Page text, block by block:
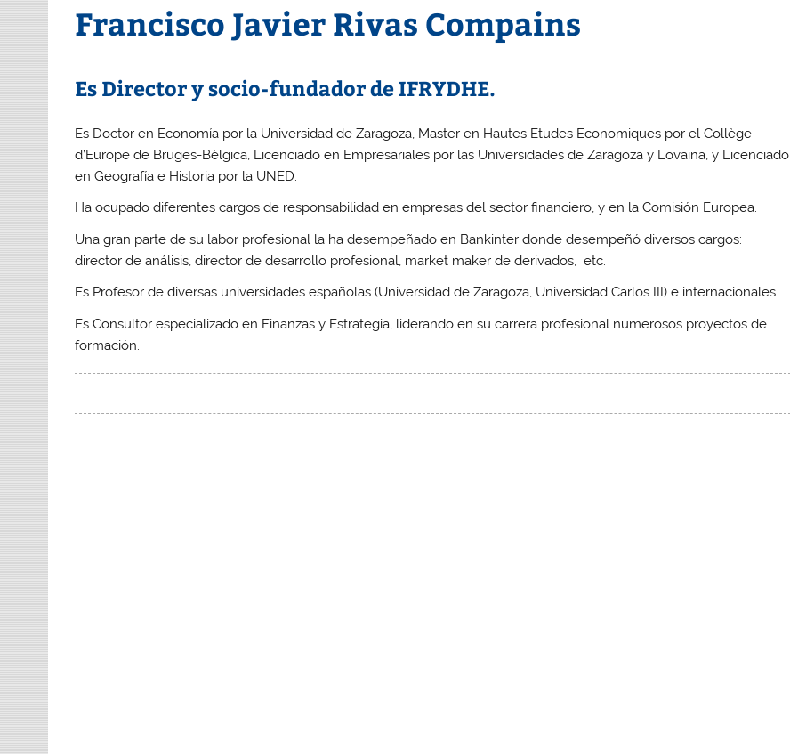
Francisco Javier Rivas Compains
Es Director y socio-fundador de IFRYDHE.
Es Doctor en Economía por la Universidad de Zaragoza, Master en Hautes Etudes Economiques por el Collège
d’Europe de Bruges-Bélgica, Licenciado en Empresariales por las Universidades de Zaragoza y Lovaina, y Licenciado
en Geografía e Historia por la UNED.
Ha ocupado diferentes cargos de responsabilidad en empresas del sector financiero, y en la Comisión Europea.
Una gran parte de su labor profesional la ha desempeñado en Bankinter donde desempeñó diversos cargos:
director de análisis, director de desarrollo profesional, market maker de derivados, etc.
Es Profesor de diversas universidades españolas (Universidad de Zaragoza, Universidad Carlos III) e internacionales.
Es Consultor especializado en Finanzas y Estrategia, liderando en su carrera profesional numerosos proyectos de
formación.